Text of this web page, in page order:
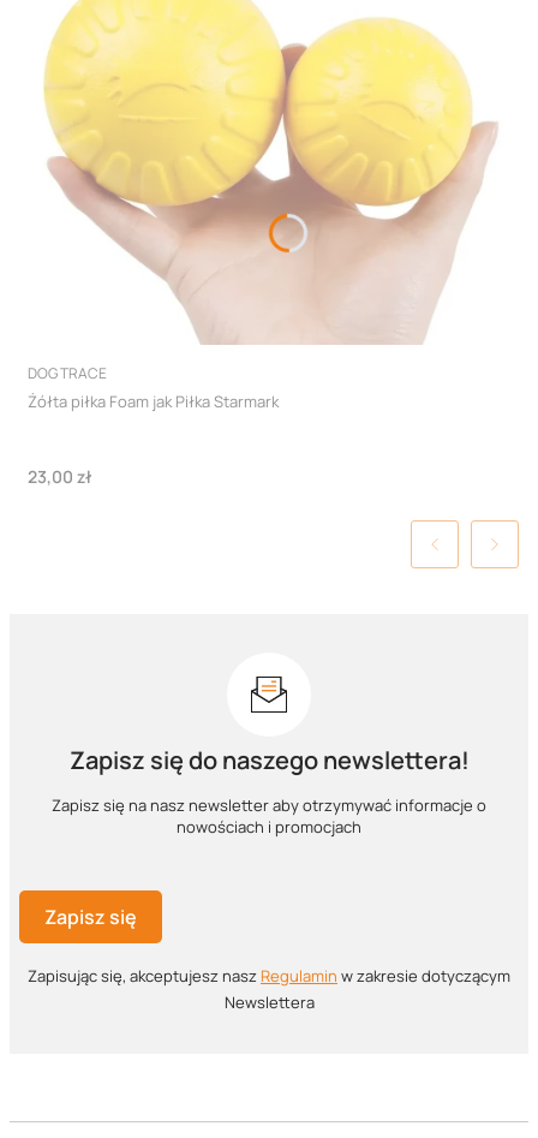
PRODUCENT
DOG TRACE
Żółta piłka Foam jak Piłka Starmark
Cena
23,00 zł
Zapisz się do naszego newslettera!
Zapisz się na nasz newsletter aby otrzymywać informacje o
nowościach i promocjach
Zapisz się
Zapisując się, akceptujesz nasz ​ Regulamin ​​​ w zakresie dotyczącym
Newslettera